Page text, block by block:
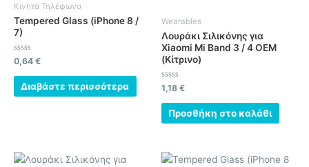
Κινητά Τηλέφωνα
Tempered Glass (iPhone 8 /
7)
Βαθμολογήθηκε
με
0
από
0,64 €
Διαβάστε περισσότερα
Wearables
Λουράκι Σιλικόνης για
Xiaomi Mi Band 3 / 4 OEM
(Κίτρινο)
Βαθμολογήθηκε
με
0
από
1,18 €
Προσθήκη στο καλάθι